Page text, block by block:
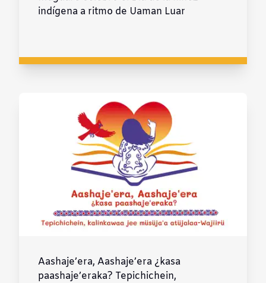
indígena a ritmo de Uaman Luar
Aashaje’era, Aashaje’era ¿kasa
paashaje’eraka? Tepichichein,